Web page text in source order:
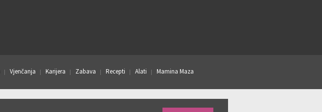
Vjenčanja Karijera Zabava Recepti Alati Mamina Maza